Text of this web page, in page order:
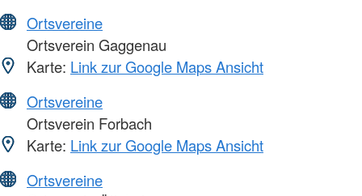
Ortsvereine
Ortsverein Gaggenau
Karte: Link zur Google Maps Ansicht
Ortsvereine
Ortsverein Forbach
Karte: Link zur Google Maps Ansicht
Ortsvereine